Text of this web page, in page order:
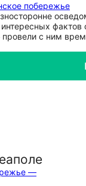
побережье
провели с ним